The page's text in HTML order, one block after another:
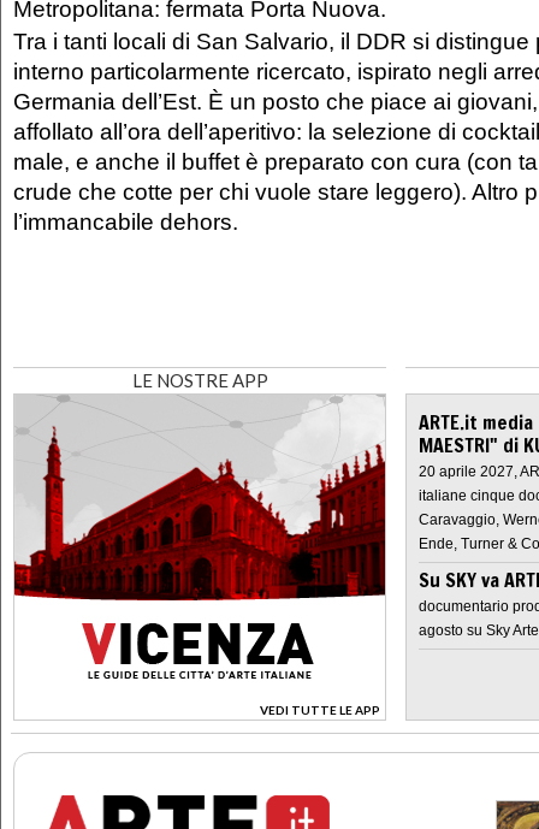
Metropolitana: fermata Porta Nuova.
Tra i tanti locali di San Salvario, il DDR si
interno particolarmente ricercato, ispirato negli
Germania dell’Est. È un posto che piace ai
affollato all’ora dell’aperitivo: la selezione di
male, e anche il buffet è preparato con cura (con
crude che cotte per chi vuole stare leggero). Altro
l’immancabile dehors.
LE NOSTRE APP
VEDI TUTTE LE APP
>
ARTE.it
MAESTRI" di
20 aprile 2027,
italiane cinque
Caravaggio,
Ende, Turner &
Su SKY va
documentario
agosto su Sky Arte